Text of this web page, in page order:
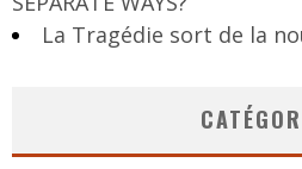
La Tragédie sort de la